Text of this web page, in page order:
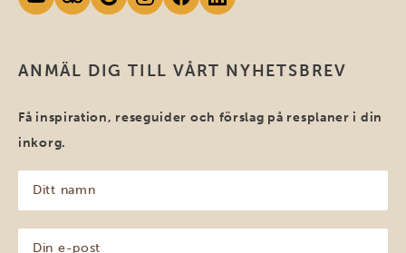
ANMÄL DIG TILL VÅRT NYHETSBREV
Få inspiration, reseguider och förslag på resplaner i din
inkorg.
namn
(Obligatoriskt)